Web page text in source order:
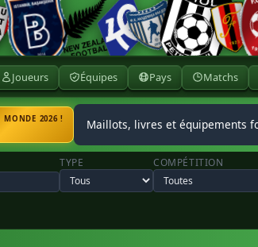
Joueurs Équipes Pays Matchs
2026 ! Maillots, livres et équipements
TYPE COMPÉTITION